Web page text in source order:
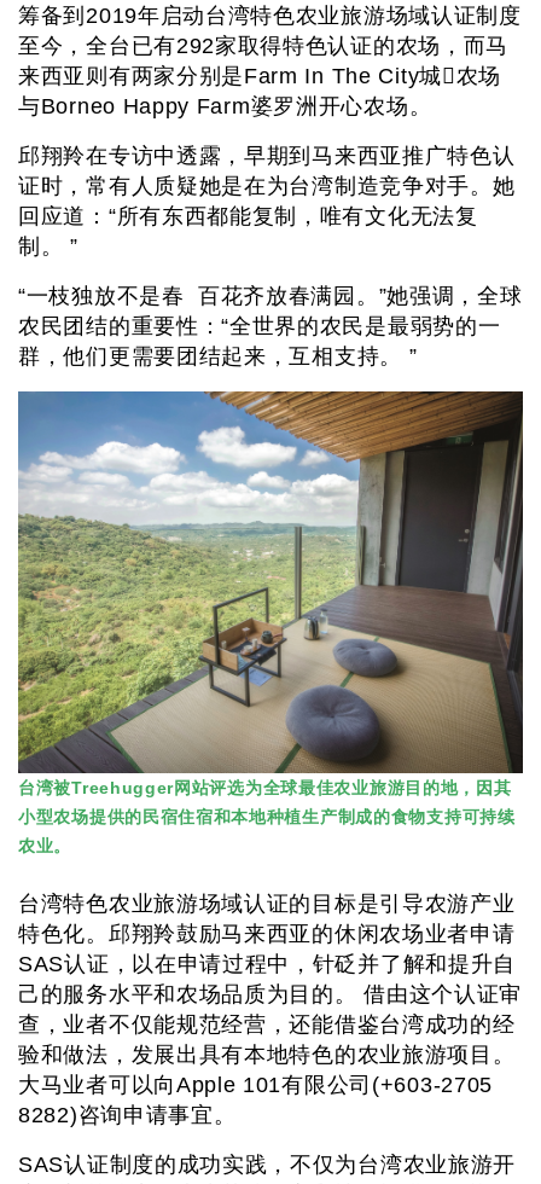
筹备到2019年启动台湾特色农业旅游场域认证制度
至今，全台已有292家取得特色认证的农场，而马
来西亚则有两家分别是Farm In The City城农场
与Borneo Happy Farm婆罗洲开心农场。
邱翔羚在专访中透露，早期到马来西亚推广特色认
证时，常有人质疑她是在为台湾制造竞争对手。她
回应道：“所有东西都能复制，唯有文化无法复
制。 ”
“一枝独放不是春 百花齐放春满园。”她强调，全球
农民团结的重要性：“全世界的农民是最弱势的一
群，他们更需要团结起来，互相支持。 ”
台湾被Treehugger网站评选为全球最佳农业旅游目的地，因其
小型农场提供的民宿住宿和本地种植生产制成的食物支持可持续
农业。
台湾特色农业旅游场域认证的目标是引导农游产业
特色化。邱翔羚鼓励马来西亚的休闲农场业者申请
SAS认证，以在申请过程中，针砭并了解和提升自
己的服务水平和农场品质为目的。 借由这个认证审
查，业者不仅能规范经营，还能借鉴台湾成功的经
验和做法，发展出具有本地特色的农业旅游项目。
大马业者可以向Apple 101有限公司(+603-2705
8282)咨询申请事宜。
SAS认证制度的成功实践，不仅为台湾农业旅游开